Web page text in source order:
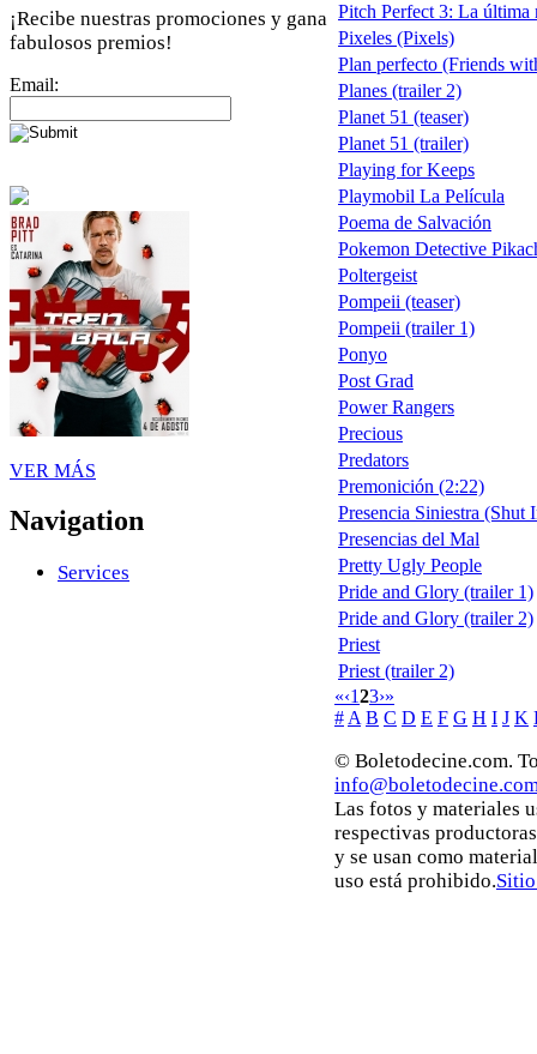
¡Recibe nuestras promociones y gana
fabulosos premios!
Email:
VER MÁS
Navigation
Services
Pitch Perfect 3: La última
Pixeles (Pixels)
Plan perfecto (Friends
Planes (trailer 2)
Planet 51 (teaser)
Planet 51 (trailer)
Playing for Keeps
Playmobil La Película
Poema de Salvación
Pokemon Detective
Poltergeist
Pompeii (teaser)
Pompeii (trailer 1)
Ponyo
Post Grad
Power Rangers
Precious
Predators
Premonición (2:22)
Presencia Siniestra (Shut
Presencias del Mal
Pretty Ugly People
Pride and Glory (trailer 1)
Pride and Glory (trailer 2)
Priest
Priest (trailer 2)
«‹123›»
# A B C D E F G H I J K
© Boletodecine.com.
Las fotos y materiales
respectivas
y se usan como
uso está prohibido.